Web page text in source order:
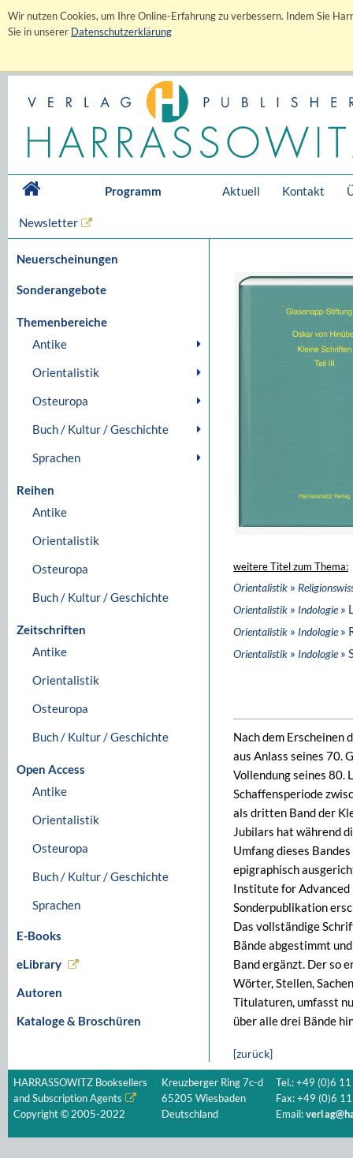
Wir nutzen Cookies, um Ihre Online-Erfahrung zu verbessern. Indem Sie
Sie in unserer Datenschutzerklärung
Programm Aktuell Kontakt
Newsletter
Neuerscheinungen
Sonderangebote
Themenbereiche
Antike
Orientalistik
Osteuropa
Buch / Kultur / Geschichte
Sprachen
Reihen
Antike
Orientalistik
Osteuropa
Buch / Kultur / Geschichte
Zeitschriften
Antike
Orientalistik
Osteuropa
Buch / Kultur / Geschichte
Open Access
Antike
Orientalistik
Osteuropa
Buch / Kultur / Geschichte
Sprachen
E-Books
eLibrary
Autoren
Kataloge & Broschüren
weitere Titel zum Thema:
Orientalistik »
Orientalistik » Indologie»
Orientalistik » Indologie»
Orientalistik » Indologie»
Nach dem Erscheinen
aus Anlass seines 70.
Vollendung seines 80.
Schaffensperiode
als dritten Band der
Jubilars hat während
Umfang dieses
epigraphisch
Institute for Advanced
Sonderpublikation
Das vollständige
Bände abgestimmt
Band ergänzt. Der so
Wörter, Stellen,
Titulaturen, umfasst
über alle drei Bände
[zurück]
HARRASSOWITZ Booksellers
and Subscription Agents
Copyright © 2005-2022
Kreuzberger Ring 7c-d
65205 Wiesbaden
Deutschland
Tel.: +49 (0)6
Fax: +49 (0)6
Email: